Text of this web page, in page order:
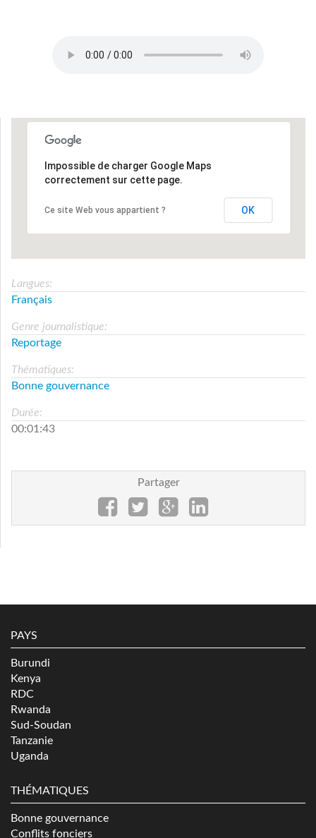
Patrimoine_Fr.MP3
Impossible de charger Google Maps
correctement sur cette page.
Ce site Web vous appartient ? OK
Langues:
Français
Genre journalistique:
Reportage
Thématiques:
Bonne gouvernance
Durée:
00:01:43
Partager
PAYS
Burundi
Kenya
RDC
Rwanda
Sud-Soudan
Tanzanie
Uganda
THÉMATIQUES
Bonne gouvernance
Conflits fonciers